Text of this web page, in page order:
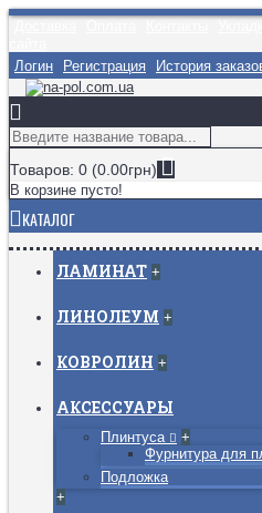
Логин
Регистрация История
Товаров: 0 (0.00грн)
В корзине пусто!
КАТАЛОГ
ЛАМИНАТ +
ЛИНОЛЕУМ +
КОВРОЛИН +
АКСЕССУАРЫ
Плинтуса
+
Фурнитура для
Подложка
+